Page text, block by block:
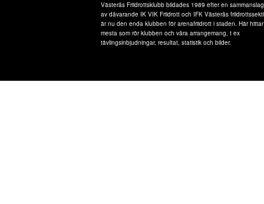
Västerås Friidrottsklubb bildades 1989 efter en
av dåvarande IK VIK Friidrott och IFK Västerås
är nu den enda klubben för arenafriidrott i staden. Här
mesta som rör klubben och våra arrangemang, t ex
tävlingsinbjudningar, resultat, statistik och bilder.